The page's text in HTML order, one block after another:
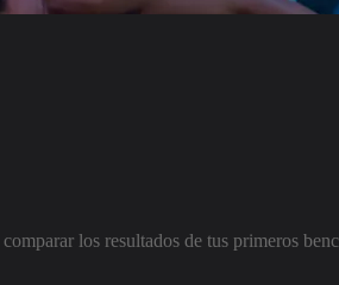
los resultados de tus primeros